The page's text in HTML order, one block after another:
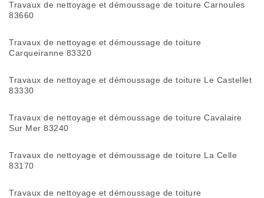
Travaux de nettoyage et démoussage de toiture Carnoules
83660
Travaux de nettoyage et démoussage de toiture
Carqueiranne 83320
Travaux de nettoyage et démoussage de toiture Le Castellet
83330
Travaux de nettoyage et démoussage de toiture Cavalaire
Sur Mer 83240
Travaux de nettoyage et démoussage de toiture La Celle
83170
Travaux de nettoyage et démoussage de toiture